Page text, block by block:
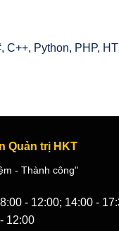
C++, Python, PHP,
Quản trị HKT
- Thành công"
- 12:00; 14:00 -
12:00